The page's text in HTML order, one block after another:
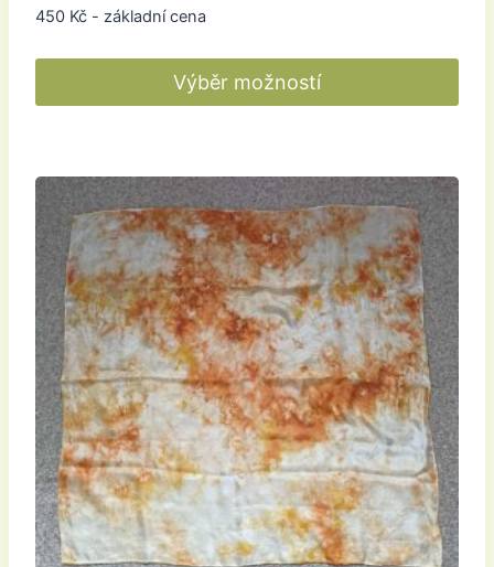
450 Kč - základní cena
Výběr možností
má
více
variant.
Možnosti
lze
vybrat
na
stránce
produktu